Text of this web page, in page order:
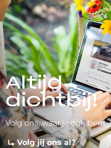
Altijd
dichtbij!
Volg ons, waar je ook bent
Volg jij ons al?